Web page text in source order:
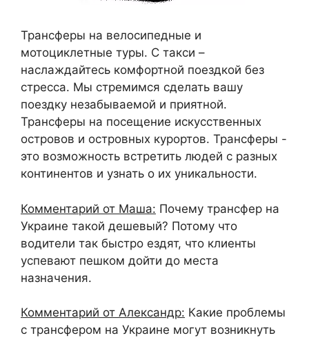
Трансферы на велосипедные и
мотоциклетные туры. С такси –
наслаждайтесь комфортной поездкой без
стресса. Мы стремимся сделать вашу
поездку незабываемой и приятной.
Трансферы на посещение искусственных
островов и островных курортов. Трансферы -
это возможность встретить людей с разных
континентов и узнать о их уникальности.
Комментарий от Маша: Почему трансфер на
Украине такой дешевый? Потому что
водители так быстро ездят, что клиенты
успевают пешком дойти до места
назначения.
Комментарий от Александр: Какие проблемы
с трансфером на Украине могут возникнуть